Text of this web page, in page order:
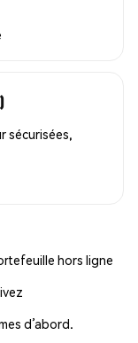
sécurisées,
hors ligne
d’abord.